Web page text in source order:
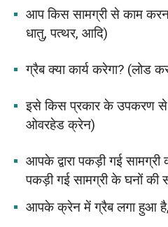
आप किस सामग्री से काम
धातु, पत्थर, आदि)
ग्रैब क्या कार्य करेगा? (लोड
इसे किस प्रकार के उपकरण से
ओवरहेड क्रेन)
आपके द्वारा पकड़ी गई सामग्री
पकड़ी गई सामग्री के घनों की
आपके क्रेन में ग्रैब लगा हुआ